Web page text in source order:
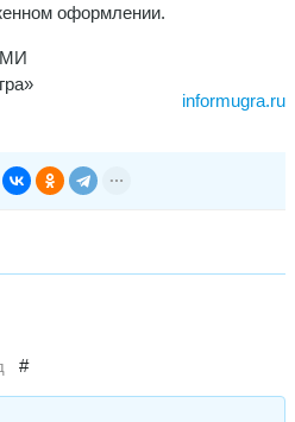
оформлении.
informugra.ru
#